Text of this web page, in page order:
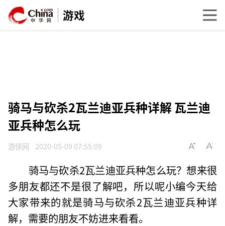
游戏
骑马与砍杀2瓦兰迪亚兵种详解 瓦兰迪
亚兵种怎么玩
游侠网 2020-05-09 07:55:09
骑马与砍杀2瓦兰迪亚兵种怎么玩？想来很
多朋友都还不是很了解吧，所以呢小编今天给
大家带来的就是骑马与砍杀2瓦兰迪亚兵种详
解，需要的朋友不妨进来看看。